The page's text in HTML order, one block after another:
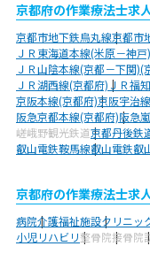
京都府の作業療法士求
京都市地下鉄烏丸線京都市
ＪＲ東海道本線(米原－神
ＪＲ山陰本線(京都－下関)(
ＪＲ湖西線(京都府)ＪＲ福
京阪本線(京都府)京阪宇治線
阪急京都本線(京都府)阪急
嵯峨野観光鉄道京都丹後鉄
叡山電鉄鞍馬線叡山電鉄叡
京都府の作業療法士求
病院介護福祉施設クリニッ
小児リハビリ整骨院接骨院